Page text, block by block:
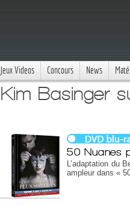
Jeux Videos Concours News
Kim Basinger
50 Nuanes
L’adaptation du
ampleur dans «